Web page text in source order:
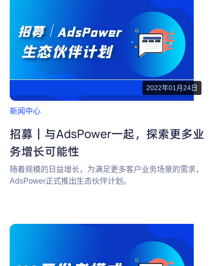
2022年01月24日
新闻中心
招募｜与AdsPower一起，探索更多业
务增长可能性
随着规模的日益增长，为满足更多客户业务场景的需求，
AdsPower正式推出生态伙伴计划。